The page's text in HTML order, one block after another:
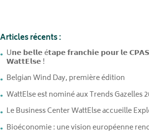
Articles récents :
U𝗻𝗲 𝗯𝗲𝗹𝗹𝗲 é𝘁𝗮𝗽𝗲 𝗳𝗿𝗮𝗻𝗰𝗵𝗶𝗲 𝗽𝗼𝘂𝗿 𝗹𝗲
𝗪𝗮𝘁𝘁𝗘𝗹𝘀𝗲 !
Belgian Wind Day, première édition
WattElse est nominé aux Trends Gazelles
Le Business Center WattElse accueille
Bioéconomie : une vision européenne